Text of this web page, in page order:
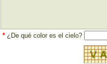
* ¿De qué color es el cielo?